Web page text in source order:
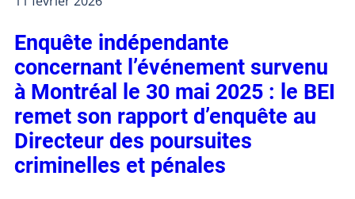
Enquête indépendante
concernant l’événement survenu
à Montréal le 30 mai 2025 : le BEI
remet son rapport d’enquête au
Directeur des poursuites
criminelles et pénales